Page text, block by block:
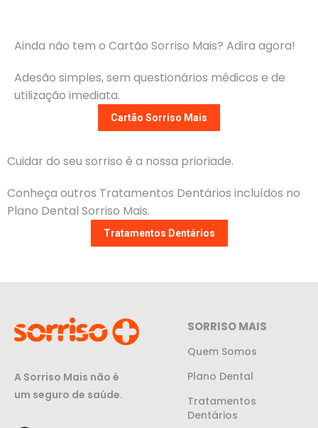
Ainda não tem o Cartão Sorriso Mais? Adira agora!
Adesão simples, sem questionários médicos e de
utilização imediata.
Cartão Sorriso Mais
Cuidar do seu sorriso é a nossa prioriade.
Conheça outros Tratamentos Dentários incluídos no
Plano Dental Sorriso Mais.
Tratamentos Dentários
A Sorriso Mais não é
um seguro de saúde.
SORRISO MAIS
Quem Somos
Plano Dental
Tratamentos
Dentários